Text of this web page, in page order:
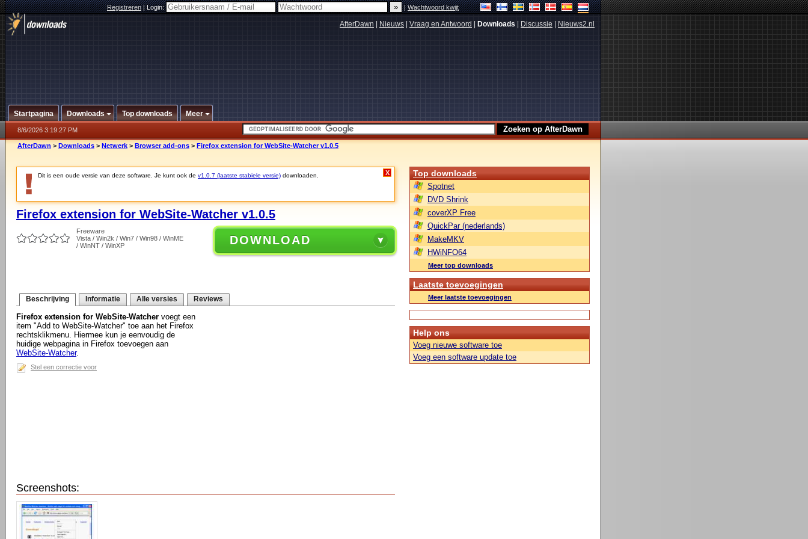
Registreren|Login: |Wachtwoord kwijt
AfterDawn Nieuws Vraag en Antwoord Downloads Discussie Nieuws2.nl
Startpagina Downloads Top downloads Meer
8/6/2026 3:19:27 PM
AfterDawn > Downloads > Netwerk > Browser add-ons > Firefox extension for WebSite-Watcher v1.0.5
Dit is een oude versie van deze software. Je kunt ook de v1.0.7 (laatste stabiele versie) downloaden. X
Firefox extension for WebSite-Watcher v1.0.5
Freeware
Vista / Win2k / Win7 / Win98 / WinME
/ WinNT / WinXP
DOWNLOAD
Beschrijving Informatie Alle versies Reviews
Firefox extension for WebSite-Watcher voegt een
item "Add to WebSite-Watcher" toe aan het Firefox
rechtsklikmenu. Hiermee kun je eenvoudig de
huidige webpagina in Firefox toevoegen aan
WebSite-Watcher.
Stel een correctie voor
Screenshots:
Top downloads
Spotnet
DVD Shrink
coverXP Free
QuickPar (nederlands)
MakeMKV
HWiNFO64
Meer top downloads
Laatste toevoegingen
Meer laatste toevoegingen
Help ons
Voeg nieuwe software toe
Voeg een software update toe